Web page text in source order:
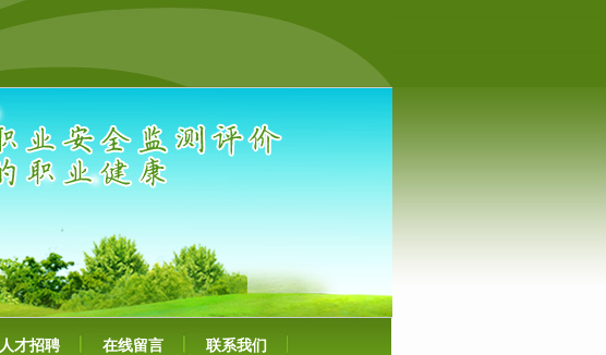
人才招聘 在线留言 联系我们